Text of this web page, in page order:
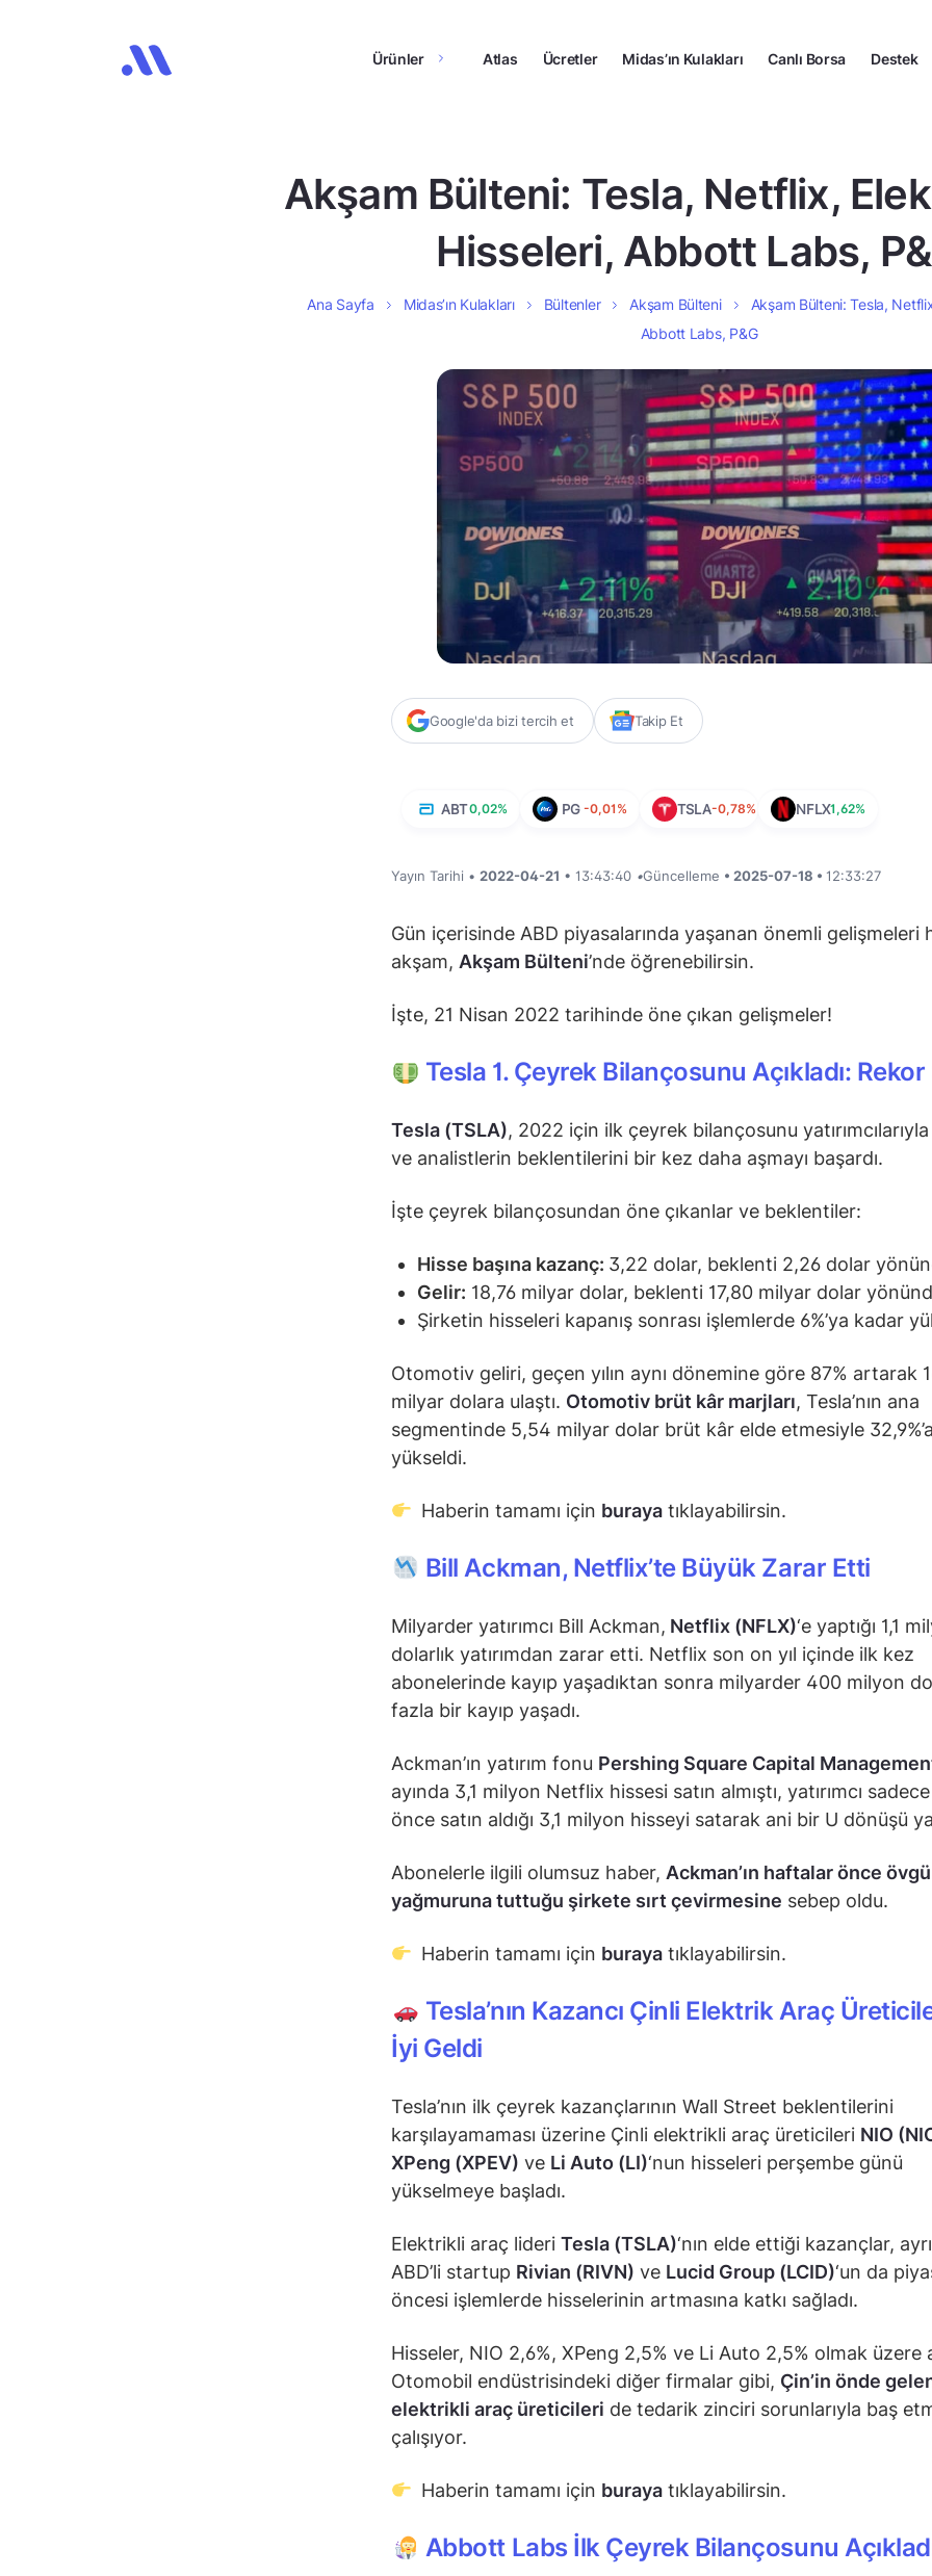
Ürünler Atlas Ücretler Midas’ın Kulakları Canlı Borsa Destek
Akşam Bülteni: Tesla, Netflix,
Hisseleri, Abbott Labs,
Ana Sayfa Midas’ın Kulakları Bültenler Akşam Bülteni
Akşam Bülteni: Tesla,
Abbott Labs, P&G
Google'da bizi tercih et Takip Et
ABT0,02% PG -0,01% TSLA-0,78% NFLX1,62%
Yayın Tarihi • 2022-04-21 • 13:43:40 •Güncelleme • 2025-07-18 • 12:33:27
Gün içerisinde ABD piyasalarında yaşanan önemli gelişmeleri
akşam, Akşam Bülteni’nde öğrenebilirsin.
İşte, 21 Nisan 2022 tarihinde öne çıkan gelişmeler!
Tesla 1. Çeyrek Bilançosunu Açıkladı: Rekor
Tesla (TSLA), 2022 için ilk çeyrek bilançosunu yatırımcılarıyla
ve analistlerin beklentilerini bir kez daha aşmayı başardı.
İşte çeyrek bilançosundan öne çıkanlar ve beklentiler:
Hisse başına kazanç: 3,22 dolar, beklenti 2,26 dolar
Gelir: 18,76 milyar dolar, beklenti 17,80 milyar dolar
Şirketin hisseleri kapanış sonrası işlemlerde 6%’ya kadar
Otomotiv geliri, geçen yılın aynı dönemine göre 87% artarak
milyar dolara ulaştı. Otomotiv brüt kâr marjları, Tesla’nın ana
segmentinde 5,54 milyar dolar brüt kâr elde etmesiyle 32,9%’a
yükseldi.
Haberin tamamı için burayatıklayabilirsin.
Bill Ackman, Netflix’te Büyük Zarar Etti
Milyarder yatırımcı Bill Ackman, Netflix (NFLX)‘e yaptığı 1,1
dolarlık yatırımdan zarar etti. Netflix son on yıl içinde ilk kez
abonelerinde kayıp yaşadıktan sonra milyarder 400 milyon
fazla bir kayıp yaşadı.
Ackman’ın yatırım fonu Pershing Square Capital
ayında 3,1 milyon Netflix hissesi satın almıştı, yatırımcı
önce satın aldığı 3,1 milyon hisseyi satarak ani bir U dönüşü
Abonelerle ilgili olumsuz haber, Ackman’ın haftalar önce övgü
yağmuruna tuttuğu şirkete sırt çevirmesine sebep oldu.
Haberin tamamı için burayatıklayabilirsin.
Tesla’nın Kazancı Çinli Elektrik Araç
İyi Geldi
Tesla’nın ilk çeyrek kazançlarının Wall Street beklentilerini
karşılayamaması üzerine Çinli elektrikli araç üreticileri NIO
XPeng (XPEV) ve Li Auto (LI)‘nun hisseleri perşembe günü
yükselmeye başladı.
Elektrikli araç lideri Tesla (TSLA)‘nın elde ettiği kazançlar,
ABD’li startup Rivian (RIVN) ve Lucid Group (LCID)‘un da
öncesi işlemlerde hisselerinin artmasına katkı sağladı.
Hisseler, NIO 2,6%, XPeng 2,5% ve Li Auto 2,5% olmak üzere
Otomobil endüstrisindeki diğer firmalar gibi, Çin’in önde
elektrikli araç üreticileri de tedarik zinciri sorunlarıyla baş
çalışıyor.
Haberin tamamı için burayatıklayabilirsin.
Abbott Labs İlk Çeyrek Bilançosunu